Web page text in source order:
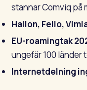
stannar Comviq på
Hallon, Fello,
EU-roamingtak
ungefär 100 länder
Internetdelning